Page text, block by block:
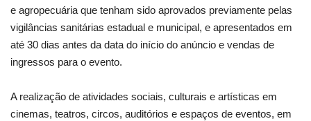
e agropecuária que tenham sido aprovados previamente pelas
vigilâncias sanitárias estadual e municipal, e apresentados em
até 30 dias antes da data do início do anúncio e vendas de
ingressos para o evento.
A realização de atividades sociais, culturais e artísticas em
cinemas, teatros, circos, auditórios e espaços de eventos, em